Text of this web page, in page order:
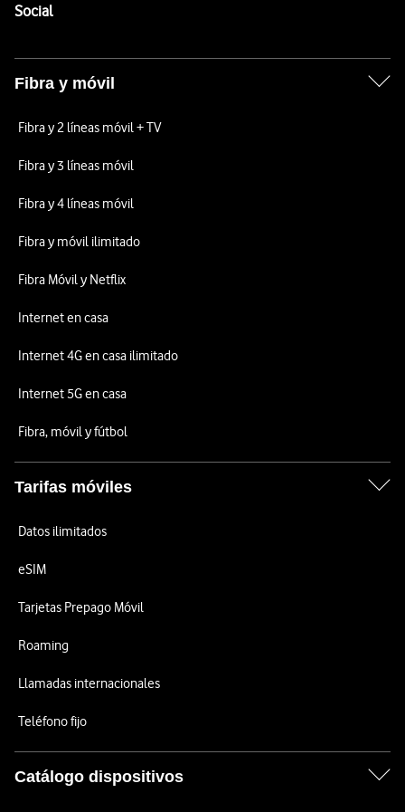
SocialEnlaces a las redes sociales de Vodafone
Fibra y móvil
Fibra y 2 líneas móvil + TV
Fibra y 3 líneas móvil
Fibra y 4 líneas móvil
Fibra y móvil ilimitado
Fibra Móvil y Netflix
Internet en casa
Internet 4G en casa ilimitado
Internet 5G en casa
Fibra, móvil y fútbol
Tarifas móviles
Datos ilimitados
eSIM
Tarjetas Prepago Móvil
Roaming
Llamadas internacionales
Teléfono fijo
Catálogo dispositivos